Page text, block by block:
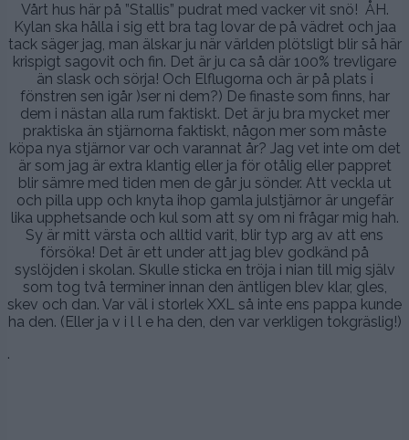
Vårt hus här på ”Stallis” pudrat med vacker vit snö! ÅH.
Kylan ska hålla i sig ett bra tag lovar de på vädret och jaa
tack säger jag, man älskar ju när världen plötsligt blir så här
krispigt sagovit och fin. Det är ju ca så där 100% trevligare
än slask och sörja! Och Elflugorna och är på plats i
fönstren sen igår )ser ni dem?) De finaste som finns, har
dem i nästan alla rum faktiskt. Det är ju bra mycket mer
praktiska än stjärnorna faktiskt, någon mer som måste
köpa nya stjärnor var och varannat år? Jag vet inte om det
är som jag är extra klantig eller ja för otålig eller pappret
blir sämre med tiden men de går ju sönder. Att veckla ut
och pilla upp och knyta ihop gamla julstjärnor är ungefär
lika upphetsande och kul som att sy om ni frågar mig hah.
Sy är mitt värsta och alltid varit, blir typ arg av att ens
försöka! Det är ett under att jag blev godkänd på
syslöjden i skolan. Skulle sticka en tröja i nian till mig själv
som tog två terminer innan den äntligen blev klar, gles,
skev och dan. Var väl i storlek XXL så inte ens pappa kunde
ha den. (Eller ja v i l l e ha den, den var verkligen tokgräslig!)
.